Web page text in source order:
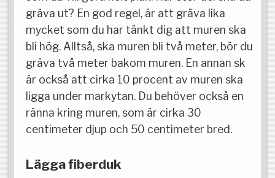
gräva ut? En god regel, är att gräva lika
mycket som du har tänkt dig att muren ska
bli hög. Alltså, ska muren bli två meter, bör du
gräva två meter bakom muren. En annan sk
är också att cirka 10 procent av muren ska
ligga under markytan. Du behöver också en
ränna kring muren, som är cirka 30
centimeter djup och 50 centimeter bred.
Lägga fiberduk